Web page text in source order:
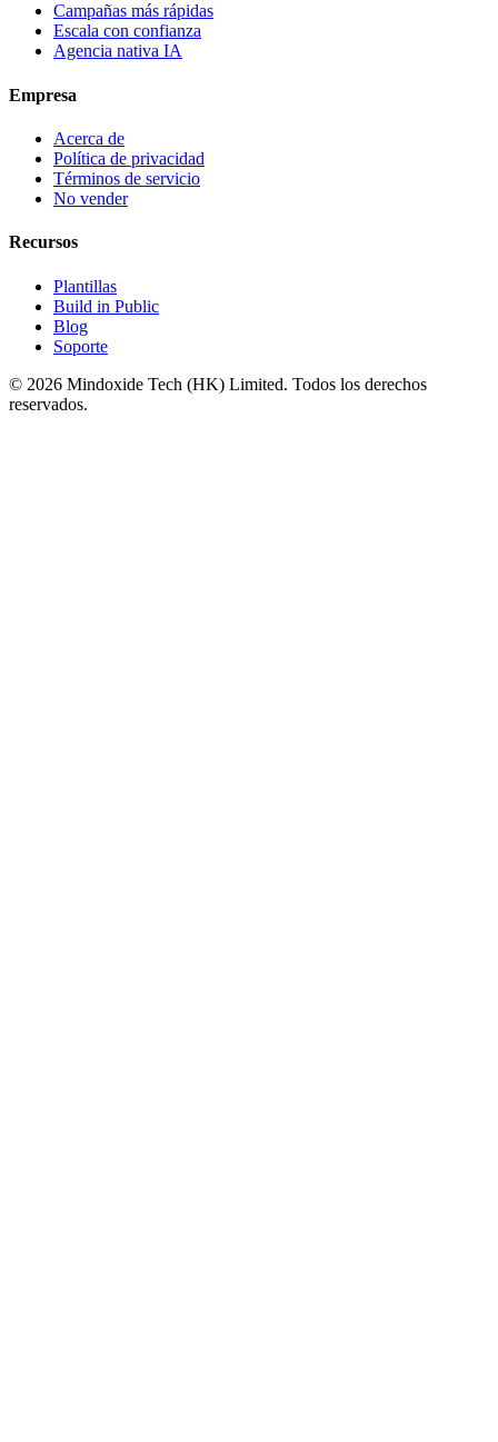
Campañas más rápidas
Escala con confianza
Agencia nativa IA
Empresa
Acerca de
Política de privacidad
Términos de servicio
No vender
Recursos
Plantillas
Build in Public
Blog
Soporte
© 2026 Mindoxide Tech (HK) Limited. Todos los derechos
reservados.